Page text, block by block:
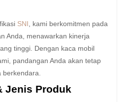
SNI
, kami berkomitmen pada
Anda, menawarkan kinerja
tinggi. Dengan kaca mobil
pandangan Anda akan tetap
Jenis Produk